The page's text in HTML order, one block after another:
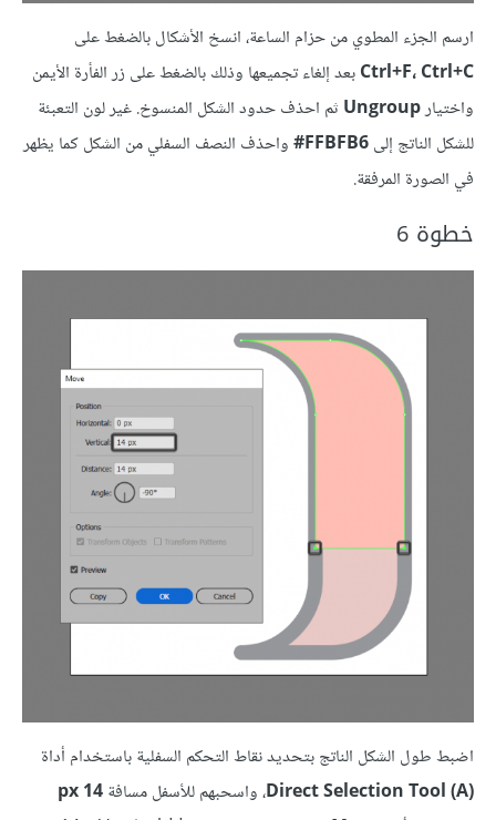
ارسم الجزء المطوي من حزام الساعة، انسخ الأشكال بالضغط على
Ctrl+F، Ctrl+Cبعد إلغاء تجميعها وذلك بالضغط على زر الفأرة الأيمن
واختيارUngroup ثم احذف حدود الشكل المنسوخ. غير لون التعبئة
للشكل الناتج إلىFFBFB6‏# واحذف النصف السفلي من الشكل كما يظهر
في الصورة المرفقة.
خطوة 6
اضبط طول الشكل الناتج بتحديد نقاط التحكم السفلية باستخدام أداة
(Direct Selection Tool (A
، واسحبهم للأسفل مسافة14 px